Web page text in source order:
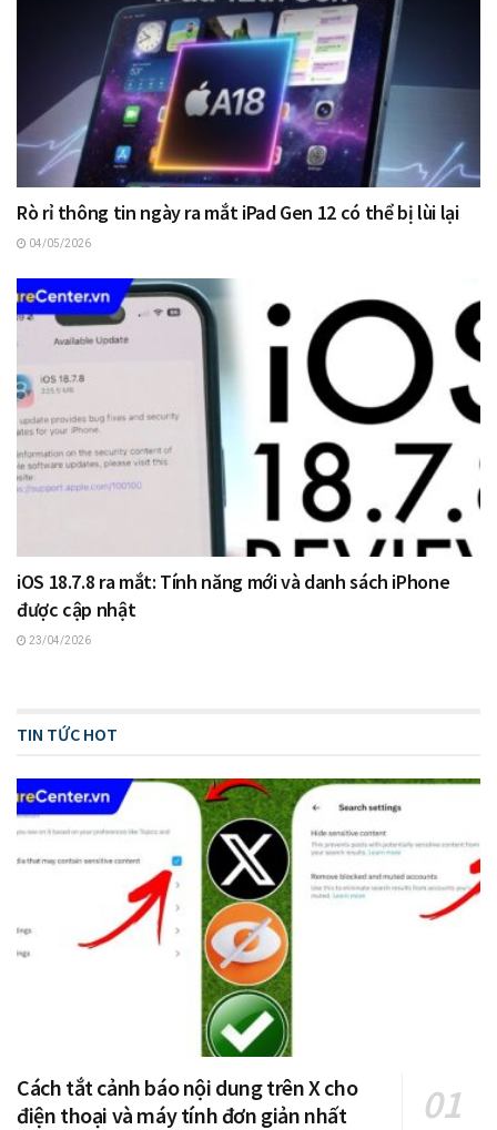
Rò rỉ thông tin ngày ra mắt iPad Gen 12 có thể bị lùi lại
04/05/2026
iOS 18.7.8 ra mắt: Tính năng mới và danh sách iPhone
được cập nhật
23/04/2026
TIN TỨC HOT
Cách tắt cảnh báo nội dung trên X cho
điện thoại và máy tính đơn giản nhất